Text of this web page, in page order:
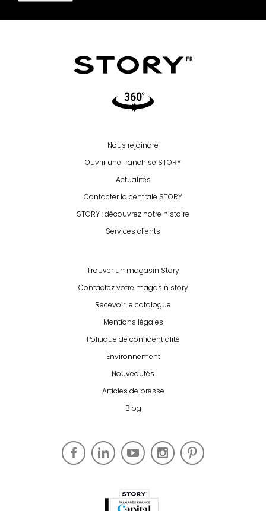
Video360
Nous rejoindre
Ouvrir une franchise STORY
Actualités
Contacter la centrale STORY
STORY : découvrez notre histoire
Services clients
Trouver un magasin Story
Contactez votre magasin story
Recevoir le catalogue
Mentions légales
Politique de confidentialité
Environnement
Nouveautés
Articles de presse
Blog